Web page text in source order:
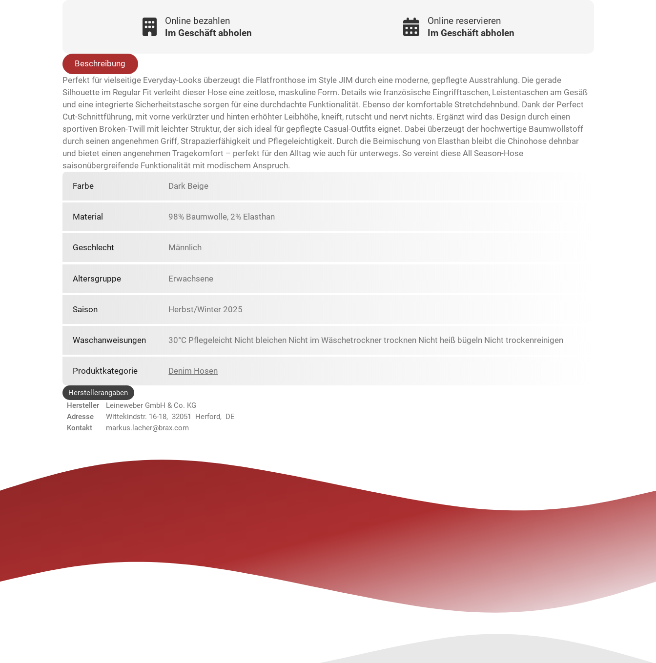
Online bezahlen
Im Geschäft abholen
Online reservieren
Im Geschäft abholen
Beschreibung
Perfekt für vielseitige Everyday-Looks überzeugt die Flatfronthose im Style JIM durch eine moderne, gepflegte Ausstrahlung. Die gerade
Silhouette im Regular Fit verleiht dieser Hose eine zeitlose, maskuline Form. Details wie französische Eingrifftaschen, Leistentaschen am Gesäß
und eine integrierte Sicherheitstasche sorgen für eine durchdachte Funktionalität. Ebenso der komfortable Stretchdehnbund. Dank der Perfect
Cut-Schnittführung, mit vorne verkürzter und hinten erhöhter Leibhöhe, kneift, rutscht und nervt nichts. Ergänzt wird das Design durch einen
sportiven Broken-Twill mit leichter Struktur, der sich ideal für gepflegte Casual-Outfits eignet. Dabei überzeugt der hochwertige Baumwollstoff
durch seinen angenehmen Griff, Strapazierfähigkeit und Pflegeleichtigkeit. Durch die Beimischung von Elasthan bleibt die Chinohose dehnbar
und bietet einen angenehmen Tragekomfort – perfekt für den Alltag wie auch für unterwegs. So vereint diese All Season-Hose
saisonübergreifende Funktionalität mit modischem Anspruch.
Farbe Dark Beige
Material 98% Baumwolle, 2% Elasthan
Geschlecht Männlich
Altersgruppe Erwachsene
Saison Herbst/Winter 2025
Waschanweisungen 30°C Pflegeleicht Nicht bleichen Nicht im Wäschetrockner trocknen Nicht heiß bügeln Nicht trockenreinigen
Produktkategorie Denim Hosen
Herstellerangaben
Hersteller
Leineweber GmbH & Co. KG
Adresse
Wittekindstr. 16-18, 32051 Herford, DE
Kontakt
markus.lacher@brax.com